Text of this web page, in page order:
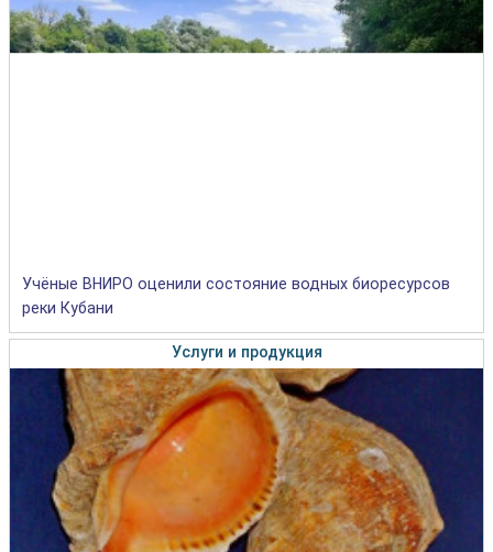
Учёные ВНИРО оценили состояние водных биоресурсов
реки Кубани
Услуги и продукция